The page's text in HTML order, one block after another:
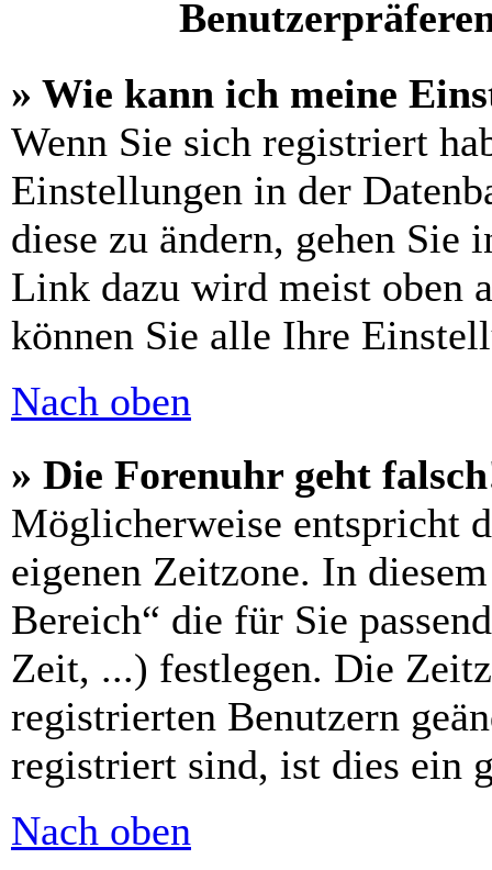
» Wie kann ich meine
Wenn Sie sich registriert
Einstellungen in der
diese zu ändern, gehen Sie
Link dazu wird meist oben
können Sie alle Ihre
Nach oben
» Die Forenuhr geht
Möglicherweise entspricht
eigenen Zeitzone. In
Bereich“ die für Sie
Zeit, ...) festlegen. Die
registrierten Benutzern
registriert sind, ist dies ein
Nach oben